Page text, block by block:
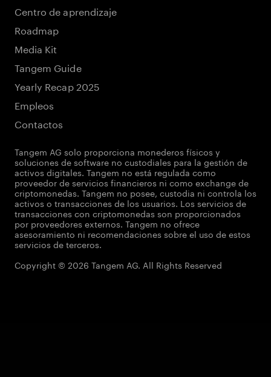
Centro de aprendizaje
Roadmap
Media Kit
Tangem Guide
Yearly Recap 2025
Empleos
Contactos
Tangem AG solo proporciona monederos físicos y
soluciones de software no custodiales para la gestión de
activos digitales. Tangem no está regulada como
proveedor de servicios financieros ni como exchange de
criptomonedas. Tangem no posee, custodia ni controla los
activos o transacciones de los usuarios. Los servicios de
transacciones con criptomonedas son proporcionados
por proveedores externos. Tangem no ofrece
asesoramiento ni recomendaciones sobre el uso de estos
servicios de terceros.